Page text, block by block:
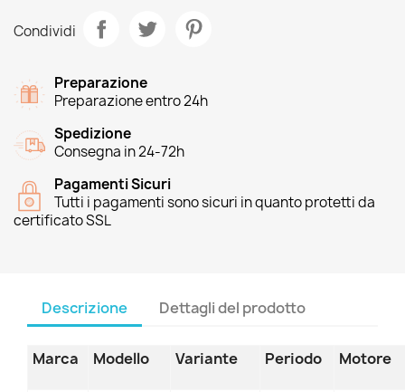
Condividi
Preparazione
Preparazione entro 24h
Spedizione
Consegna in 24-72h
Pagamenti Sicuri
Tutti i pagamenti sono sicuri in quanto protetti da
certificato SSL
Descrizione Dettagli del prodotto
Marca Modello Variante Periodo Motore